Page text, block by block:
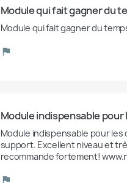
Module qui fait gagner du
Module qui fait gagner du
Module indispensable pour
Module indispensable pour
support. Excellent niveau et
recommande fortement!